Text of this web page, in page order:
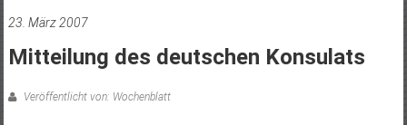
23. März 2007
Mitteilung des deutschen Konsulats
Veröffentlicht von: Wochenblatt